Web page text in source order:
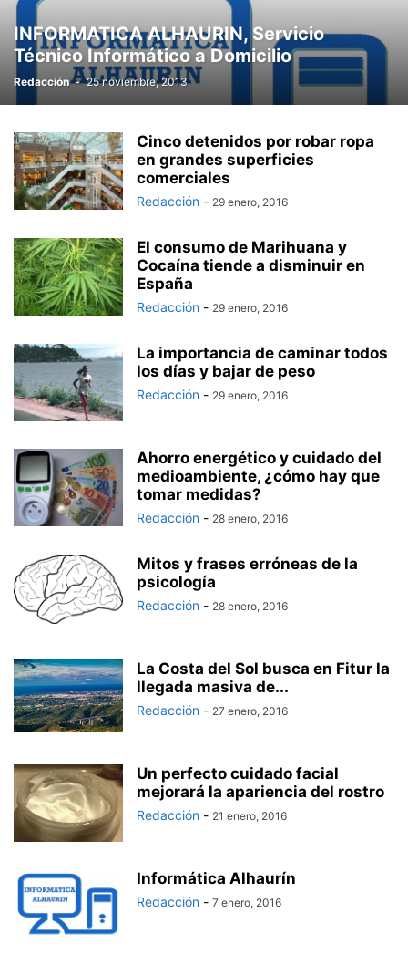
INFORMATICA ALHAURIN, Servicio
Técnico Informático a Domicilio
Redacción - 25 noviembre, 2013
Cinco detenidos por robar ropa
en grandes superficies
comerciales
Redacción - 29 enero, 2016
El consumo de Marihuana y
Cocaína tiende a disminuir en
España
Redacción - 29 enero, 2016
La importancia de caminar todos
los días y bajar de peso
Redacción - 29 enero, 2016
Ahorro energético y cuidado del
medioambiente, ¿cómo hay que
tomar medidas?
Redacción - 28 enero, 2016
Mitos y frases erróneas de la
psicología
Redacción - 28 enero, 2016
La Costa del Sol busca en Fitur la
llegada masiva de...
Redacción - 27 enero, 2016
Un perfecto cuidado facial
mejorará la apariencia del rostro
Redacción - 21 enero, 2016
Informática Alhaurín
Redacción - 7 enero, 2016